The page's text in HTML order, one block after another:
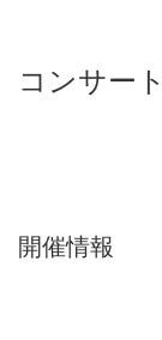
コンサー
開催情報